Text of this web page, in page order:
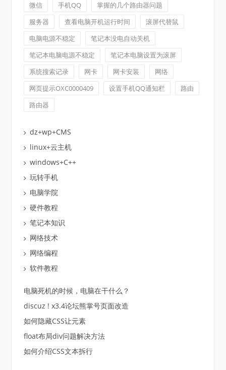
微信
手机QQ
掌握的几个路由器问题
服务器
查看电脑开机运行时间
滚屏代替鼠
电脑电源不稳定
笔记本没电自动关机
笔记本电脑电源不稳定
笔记本电脑设置为滚屏
系统搜索记录
网卡 网卡安装
网络
网页提示OXC0000409
设置手机QQ通知栏
路由
路由器
dz+wp+CMS
linux+云主机
windows+C++
玩转手机
电脑学院
硬件教程
笔记本知识
网络技术
网络编程
软件教程
电脑死机的时候，电脑在干什么？
discuz ! x3.4论坛熊掌号页面改造
如何隐藏CSS让元素
float布局div问题解决方法
如何介绍CSS文本拆行